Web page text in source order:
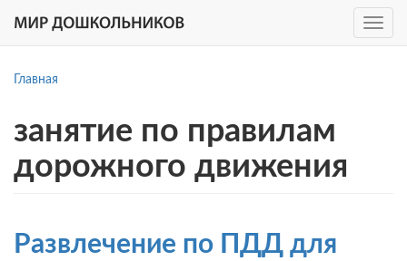
Toggle
Главная
занятие по правилам
дорожного движения
Развлечение по ПДД для